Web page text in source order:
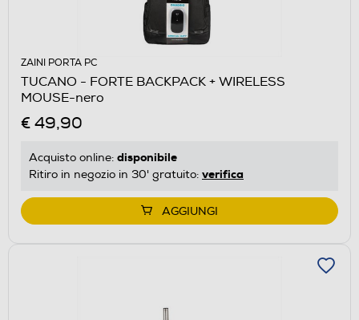
ZAINI PORTA PC
TUCANO - FORTE BACKPACK + WIRELESS
MOUSE-nero
€ 49,90
Acquisto online: disponibile
Ritiro in negozio in 30' gratuito: verifica
AGGIUNGI